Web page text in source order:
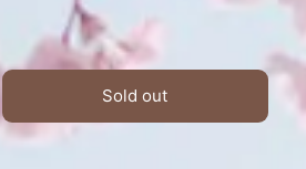
Sold out